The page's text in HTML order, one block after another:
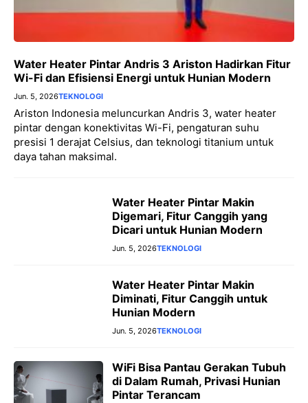
Water Heater Pintar Andris 3 Ariston Hadirkan Fitur
Wi-Fi dan Efisiensi Energi untuk Hunian Modern
Jun. 5, 2026TEKNOLOGI
Ariston Indonesia meluncurkan Andris 3, water heater
pintar dengan konektivitas Wi-Fi, pengaturan suhu
presisi 1 derajat Celsius, dan teknologi titanium untuk
daya tahan maksimal.
Water Heater Pintar Makin
Digemari, Fitur Canggih yang
Dicari untuk Hunian Modern
Jun. 5, 2026TEKNOLOGI
Water Heater Pintar Makin
Diminati, Fitur Canggih untuk
Hunian Modern
Jun. 5, 2026TEKNOLOGI
WiFi Bisa Pantau Gerakan Tubuh
di Dalam Rumah, Privasi Hunian
Pintar Terancam